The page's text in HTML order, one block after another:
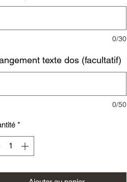
0/30
texte dos (facultatif)
0/50
*